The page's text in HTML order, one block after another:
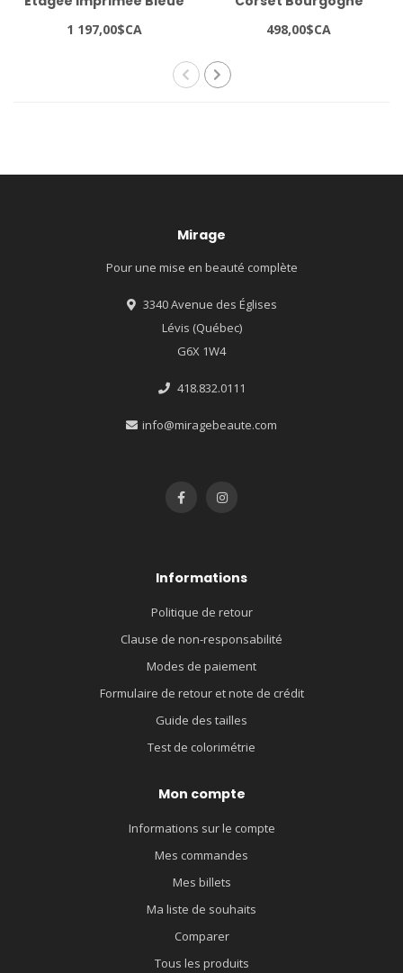
1 197,00$CA 498,00$CA
Mirage
Pour une mise en beauté complète
3340 Avenue des Églises
Lévis (Québec)
G6X 1W4
418.832.0111
info@miragebeaute.com
Informations
Politique de retour
Clause de non-responsabilité
Modes de paiement
Formulaire de retour et note de crédit
Guide des tailles
Test de colorimétrie
Mon compte
Informations sur le compte
Mes commandes
Mes billets
Ma liste de souhaits
Comparer
Tous les produits